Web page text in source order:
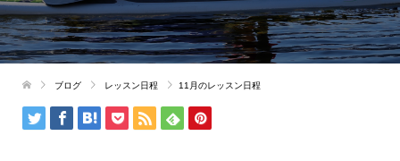
ブログ レッスン日程 11月のレッスン日程